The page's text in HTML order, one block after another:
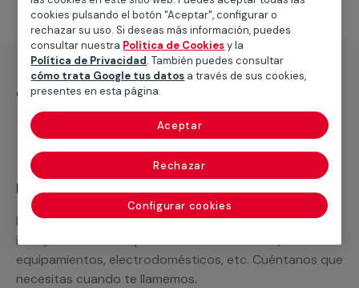
¿Qué incluye?
Recuerda que en MULTIMAP
Podemos ofrecer cualquier servicio a medida
incluyendo todo lo que necesites: materiales,
equipamientos, electrodomésticos, etc. Cuéntanos que
necesitas cuando te llamemos.
cookies pulsando el botón "Aceptar", configurar o
rechazar su uso. Si deseas más información, puedes
consultar nuestra Política de Cookiesy la
Política de Privacidad. También puedes consultar
cómo trata Google tus datos a través de sus cookies,
presentes en esta página.
Configurar cookies
Rechazar
Aceptar